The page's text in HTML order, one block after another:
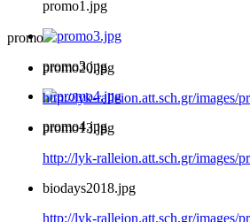
promo1.jpg
promo3.jpg
promo4.jpg
promo
promo20.jpg
http://lyk-ralleion.att.sch.gr/images/
promo13.jpg
http://lyk-ralleion.att.sch.gr/images/
biodays2018.jpg
http://lyk-ralleion.att.sch.gr/images/